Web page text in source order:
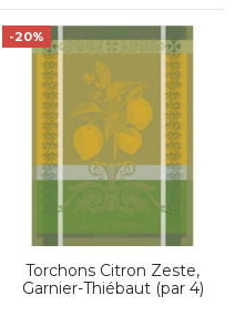
-20%
Torchons Citron Zeste,
Garnier-Thiébaut (par 4)